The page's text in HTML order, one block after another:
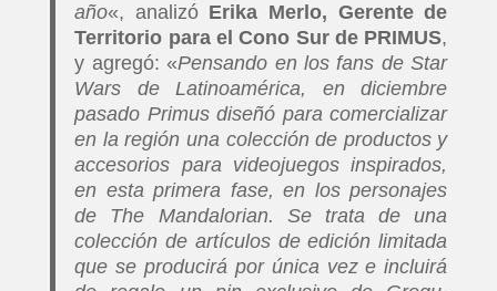
año«, analizó Erika Merlo, Gerente de
Territorio para el Cono Sur de PRIMUS,
y agregó: «Pensando en los fans de Star
Wars de Latinoamérica, en diciembre
pasado Primus diseñó para comercializar
en la región una colección de productos y
accesorios para videojuegos inspirados,
en esta primera fase, en los personajes
de The Mandalorian. Se trata de una
colección de artículos de edición limitada
que se producirá por única vez e incluirá